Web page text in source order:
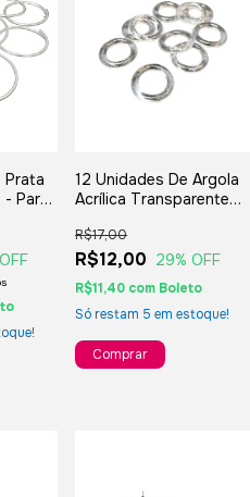
Prata
Para
12 Unidades De Argola
Acrílica Transparente
Artesanatos E
Lembranças
R$12,00
R$17,00
29% OFF
R$11,40 com Boleto
Só restam 5 em estoque!